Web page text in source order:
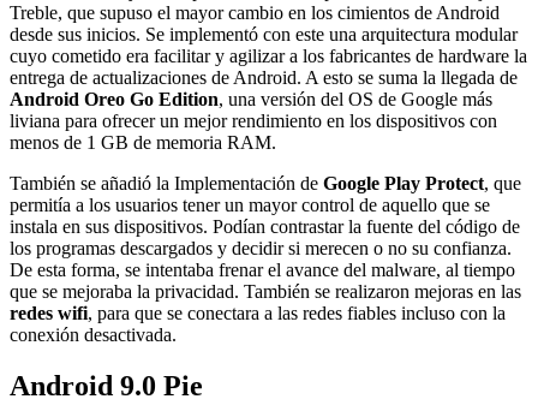
Treble, que supuso el mayor cambio en los cimientos de Android
desde sus inicios. Se implementó con este una arquitectura modular
cuyo cometido era facilitar y agilizar a los fabricantes de hardware la
entrega de actualizaciones de Android. A esto se suma la llegada de
Android Oreo Go Edition, una versión del OS de Google más
liviana para ofrecer un mejor rendimiento en los dispositivos con
menos de 1 GB de memoria RAM.
También se añadió la Implementación de Google Play Protect, que
permitía a los usuarios tener un mayor control de aquello que se
instala en sus dispositivos. Podían contrastar la fuente del código de
los programas descargados y decidir si merecen o no su confianza.
De esta forma, se intentaba frenar el avance del malware, al tiempo
que se mejoraba la privacidad. También se realizaron mejoras en las
redes wifi, para que se conectara a las redes fiables incluso con la
conexión desactivada.
Android 9.0 Pie